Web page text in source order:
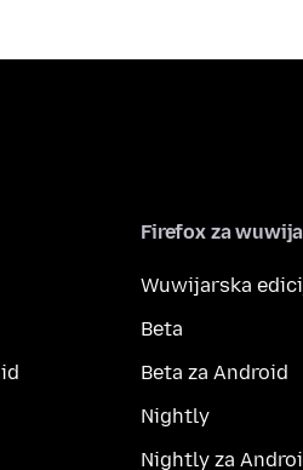
Firefox za
Wuwijarska
Beta
Beta za Android
Nightly
Nightly za